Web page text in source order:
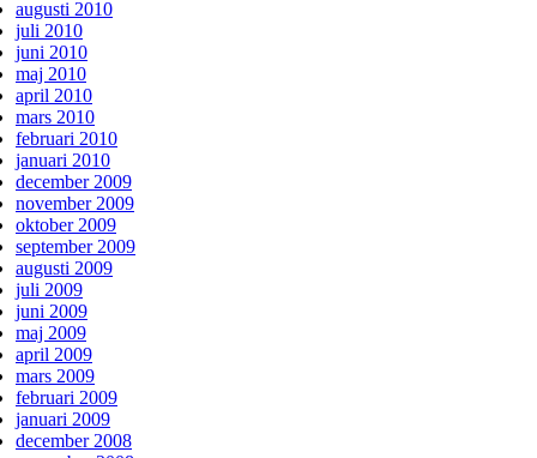
augusti 2010
juli 2010
juni 2010
maj 2010
april 2010
mars 2010
februari 2010
januari 2010
december 2009
november 2009
oktober 2009
september 2009
augusti 2009
juli 2009
juni 2009
maj 2009
april 2009
mars 2009
februari 2009
januari 2009
december 2008